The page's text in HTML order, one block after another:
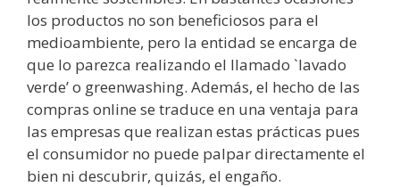
los productos no son beneficiosos para el
medioambiente, pero la entidad se encarga de
que lo parezca realizando el llamado `lavado
verde’ o greenwashing. Además, el hecho de las
compras online se traduce en una ventaja para
las empresas que realizan estas prácticas pues
el consumidor no puede palpar directamente el
bien ni descubrir, quizás, el engaño.